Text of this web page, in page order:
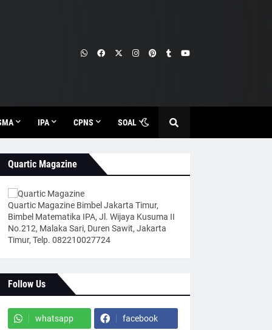
IPA CPNS SOAL
Quartic Magazine
Quartic Magazine Bimbel Jakarta Timur,
Bimbel Matematika IPA, Jl. Wijaya Kusuma II
No.212, Malaka Sari, Duren Sawit, Jakarta
Timur, Telp. 082210027724
Follow Us
whatsapp facebook